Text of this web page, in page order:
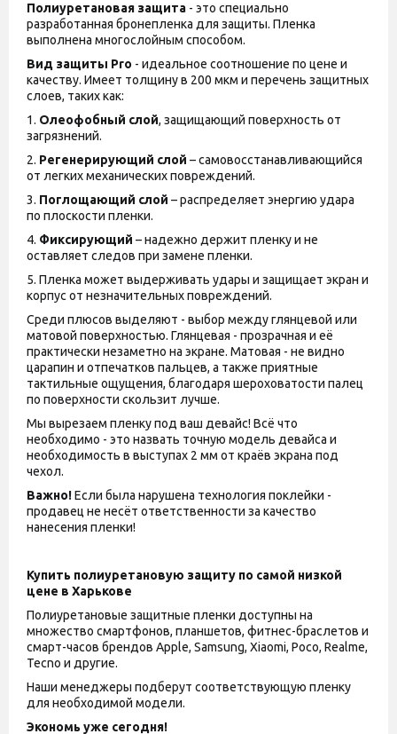
Полиуретановая защита - это специально
разработанная бронепленка для защиты. Пленка
выполнена многослойным способом.
Вид защиты Pro - идеальное соотношение по цене и
качеству. Имеет толщину в 200 мкм и перечень защитных
слоев, таких как:
1. Олеофобный слой, защищающий поверхность от
загрязнений.
2. Регенерирующий слой – самовосстанавливающийся
от легких механических повреждений.
3. Поглощающий слой – распределяет энергию удара
по плоскости пленки.
4. Фиксирующий – надежно держит пленку и не
оставляет следов при замене пленки.
5. Пленка может выдерживать удары и защищает экран и
корпус от незначительных повреждений.
Среди плюсов выделяют - выбор между глянцевой или
матовой поверхностью. Глянцевая - прозрачная и её
практически незаметно на экране. Матовая - не видно
царапин и отпечатков пальцев, а также приятные
тактильные ощущения, благодаря шероховатости палец
по поверхности скользит лучше.
Мы вырезаем пленку под ваш девайс! Всё что
необходимо - это назвать точную модель девайса и
необходимость в выступах 2 мм от краёв экрана под
чехол.
Важно!Если была нарушена технология поклейки -
продавец не несёт ответственности за качество
нанесения пленки!
Купить полиуретановую защиту по самой низкой
цене в Харькове
Полиуретановые защитные пленки доступны на
множество смартфонов, планшетов, фитнес-браслетов и
смарт-часов брендов Apple, Samsung, Xiaomi, Poco, Realme,
Tecno и другие.
Наши менеджеры подберут соответствующую пленку
для необходимой модели.
Экономь уже сегодня!